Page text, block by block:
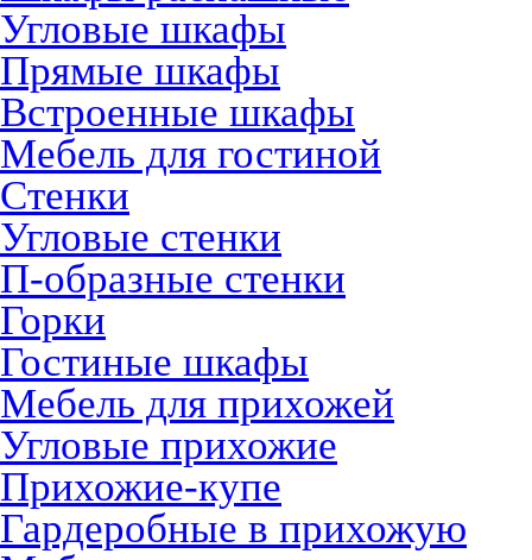
Угловые шкафы
Прямые шкафы
Встроенные шкафы
Мебель для гостиной
Стенки
Угловые стенки
П-образные стенки
Горки
Гостиные шкафы
Мебель для прихожей
Угловые прихожие
Прихожие-купе
Гардеробные в прихожую